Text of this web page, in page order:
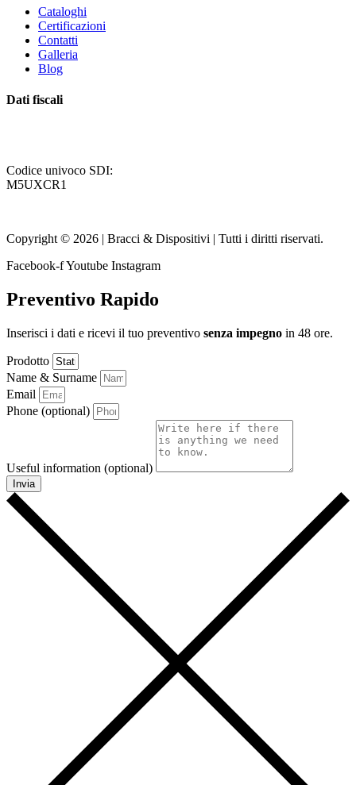
Cataloghi
Certificazioni
Contatti
Galleria
Blog
Dati fiscali
Codice univoco SDI:
M5UXCR1
Copyright © 2026 | Bracci & Dispositivi | Tutti i diritti riservati.
Facebook-fYoutube Instagram
Preventivo Rapido
Inserisci i dati e ricevi il tuo preventivo senza impegno in 48 ore.
Prodotto
Name & Surname
Email
Phone (optional)
Useful information (optional)
Invia